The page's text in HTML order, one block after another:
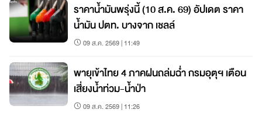
ราคาน้ำมันพรุ่งนี้ (10 ส.ค. 69) อัปเดต ราคา
น้ำมัน ปตท. บางจาก เชลล์
09 ส.ค. 2569 | 11:49
พายุเข้าไทย 4 ภาคฝนถล่มฉ่ำ กรมอุตุฯ เตือน
เสี่ยงน้ำท่วม-น้ำป่า
09 ส.ค. 2569 | 11:26